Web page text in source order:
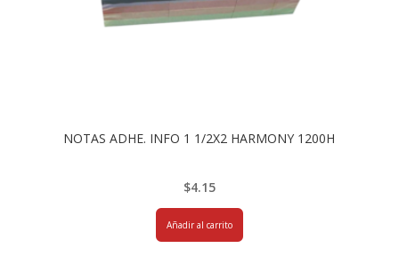
NOTAS ADHE. INFO 1 1/2X2 HARMONY 1200H
$4.15
Añadir al carrito